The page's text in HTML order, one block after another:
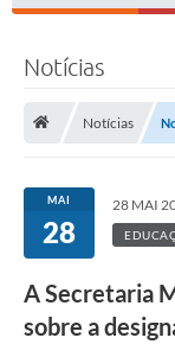
Notícias
Notícias
MAI
28
28 MAI
A Secretaria
sobre a